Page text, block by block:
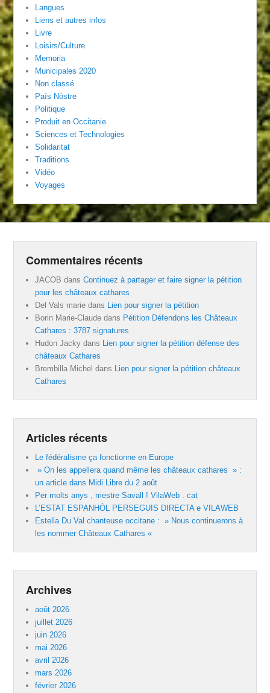
Langues
Liens et autres infos
Livre
Loisirs/Culture
Memoria
Municipales 2020
Non classé
País Nòstre
Politique
Produit en Occitanie
Sciences et Technologies
Solidaritat
Traditions
Vidéo
Voyages
Commentaires récents
JACOB dansContinuez à partager et faire signer la pétition
pour les châteaux cathares
Del Vals marie dans Lien pour signer la pétition
Borin Marie-Claude dans Pétition Défendons les Châteaux
Cathares : 3787 signatures
Hudon Jacky dans Lien pour signer la pétition défense des
châteaux Cathares
Brembilla Michel dans Lien pour signer la pétition châteaux
Cathares
Articles récents
Le fédéralisme ça fonctionne en Europe
» On les appellera quand même les châteaux cathares » :
un article dans Midi Libre du 2 août
Per molts anys , mestre Savall ! VilaWeb . cat
L’ESTAT ESPANHÒL PERSEGUIS DIRECTA e VILAWEB
Estella Du Val chanteuse occitane : » Nous continuerons à
les nommer Châteaux Cathares «
Archives
août 2026
juillet 2026
juin 2026
mai 2026
avril 2026
mars 2026
février 2026